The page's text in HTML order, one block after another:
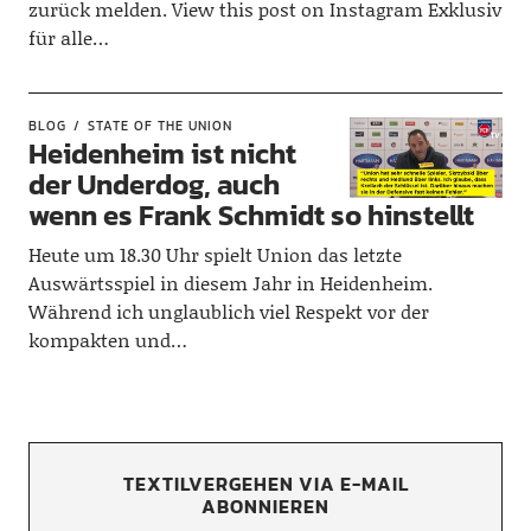
zurück melden. View this post on Instagram Exklusiv
für alle…
BLOG STATE OF THE UNION
Heidenheim ist nicht
der Underdog, auch
wenn es Frank Schmidt so hinstellt
Heute um 18.30 Uhr spielt Union das letzte
Auswärtsspiel in diesem Jahr in Heidenheim.
Während ich unglaublich viel Respekt vor der
kompakten und…
TEXTILVERGEHEN VIA E-MAIL
ABONNIEREN